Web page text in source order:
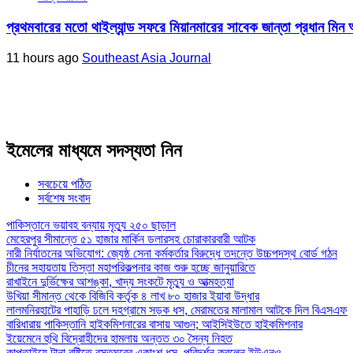
প্রথমবারের মতো থাইল্যান্ড সফরে মিয়ানমারের সাবেক জান্তা প্রধান মিন
11 hours ago Southeast Asia Journal
ইমেলের মাধ্যমে সদস্যতা নিন
সবচেয়ে পঠিত
সর্বশেষ সংবাদ
পাকিস্তানে ভয়াবহ বন্যায় মৃত্যু ২৫০ ছাড়াল
মেহেরপুর সীমান্তে ৫১ হাজার মার্কিন ডলারসহ চোরাকারবারী আটক
নারী নির্যাতনের অভিযোগ: জ্যেষ্ঠ সেনা কর্মকর্তার বিরুদ্ধে তদন্তে উচ্চপদস্থ বোর্ড গঠন
চীনের সহায়তায় তিস্তা মহাপরিকল্পনার কাজ শুরু হচ্ছে জানুয়ারিতে
রাখাইনে দুর্ভিক্ষের আশঙ্কা, খাদ্য সংকটে মৃত্যু ও আত্মহত্যা
উখিয়া সীমান্ত থেকে বিজিবি কর্তৃক ৪ লাখ ৮০ হাজার ইয়াবা উদ্ধার
লালমনিরহাটের পাহাড়ি ঢলে দহগ্রামে সড়ক ধস, মেরামতের মালামাল আটকে দিল বিএসএফ
বারিধারায় পাকিস্তানি হাইকমিশনারের বাসায় আগুন; আইসিইউতে হাইকমিশনার
ইয়েমেনে হুথি বিদ্রোহীদের হামলায় অন্তত ৩০ সৈন্য নিহত